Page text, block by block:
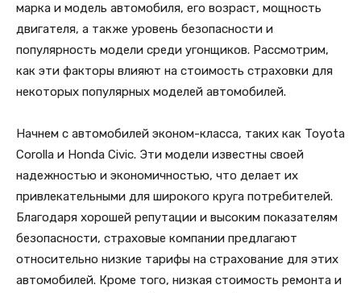
марка и модель автомобиля, его возраст, мощность
двигателя, а также уровень безопасности и
популярность модели среди угонщиков. Рассмотрим,
как эти факторы влияют на стоимость страховки для
некоторых популярных моделей автомобилей.
Начнем с автомобилей эконом-класса, таких как Toyota
Corolla и Honda Civic. Эти модели известны своей
надежностью и экономичностью, что делает их
привлекательными для широкого круга потребителей.
Благодаря хорошей репутации и высоким показателям
безопасности, страховые компании предлагают
относительно низкие тарифы на страхование для этих
автомобилей. Кроме того, низкая стоимость ремонта и